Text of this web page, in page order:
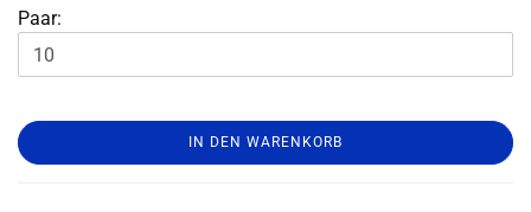
Paar:
IN DEN WARENKORB